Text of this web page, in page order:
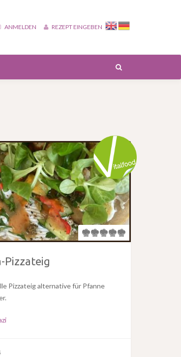
ANMELDEN REZEPT EINGEBEN
Pizzateig
Pizzateig alternative für Pfanne